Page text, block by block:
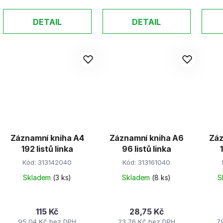
DETAIL DETAIL
Záznamní kniha A4
192 listů linka
Kód:313142040
Skladem (3 ks)
115 Kč
Záznamní kniha A6
96 listů linka
Kód:313161040
Skladem (8 ks)
28,75 Kč